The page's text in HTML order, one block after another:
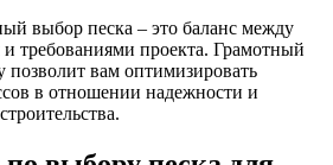
выбор песка – это баланс между
требованиями проекта. Грамотный
позволит вам оптимизировать
в отношении надежности и